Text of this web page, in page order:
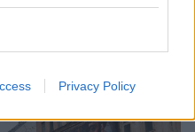
Privacy Policy